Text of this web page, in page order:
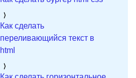
Как сделать
переливающийся текст в
html